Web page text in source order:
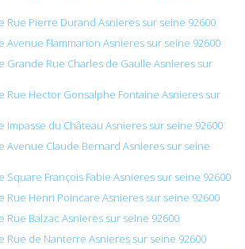
Rue Pierre Durand Asnieres sur seine 92600
Avenue Flammarion Asnieres sur seine 92600
Grande Rue Charles de Gaulle Asnieres sur
Rue Hector Gonsalphe Fontaine Asnieres sur
Impasse du Château Asnieres sur seine 92600
Avenue Claude Bernard Asnieres sur seine
Square François Fabie Asnieres sur seine 92600
Rue Henri Poincare Asnieres sur seine 92600
Rue Balzac Asnieres sur seine 92600
Rue de Nanterre Asnieres sur seine 92600